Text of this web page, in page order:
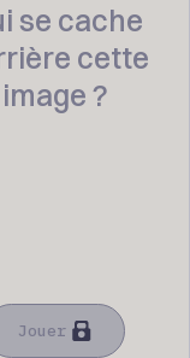
se cache
cette
image ?
Jouer